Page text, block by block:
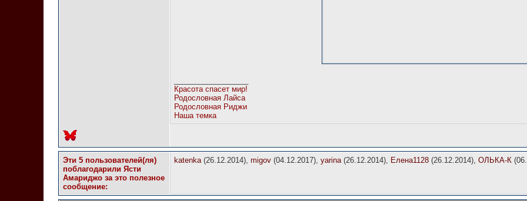
Красота спасет мир!
Родословная Лайса
Родословная Риджи
Наша темка
Эти 5 пользователей(ля)
поблагодарили Ясти
Амариджо за это полезное
сообщение:
katenka(26.12.2014), migov (04.12.2017), yarina(26.12.2014), Елена1128 (26.12.2014), ОЛЬКА-К